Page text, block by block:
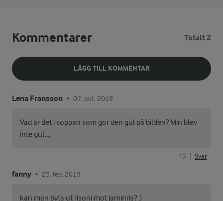
Kommentarer Totalt 2
LÄGG TILL KOMMENTAR
Lena Fransson • 07. okt. 2019
Vad är det i soppan som gör den gul på bilden? Min blev
inte gul...,
Svar
fanny • 25. feb. 2015
kan man byta ut risoni mot jaminris? :)